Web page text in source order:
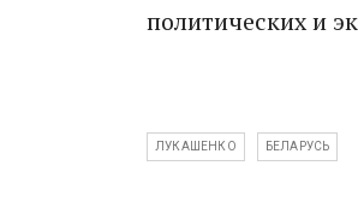
политических и
ЛУКАШЕНКО БЕЛАРУСЬ